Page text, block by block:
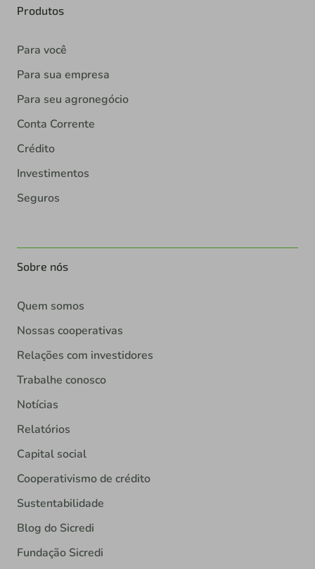
Produtos
Para você
Para sua empresa
Para seu agronegócio
Conta Corrente
Crédito
Investimentos
Seguros
Sobre nós
Quem somos
Nossas cooperativas
Relações com investidores
Trabalhe conosco
Notícias
Relatórios
Capital social
Cooperativismo de crédito
Sustentabilidade
Blog do Sicredi
Fundação Sicredi